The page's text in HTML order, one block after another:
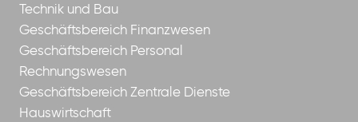
Technik und Bau
Geschäftsbereich Finanzwesen
Geschäftsbereich Personal
Rechnungswesen
Geschäftsbereich Zentrale Dienste
Hauswirtschaft